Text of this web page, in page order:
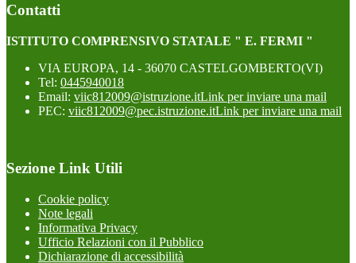
Contatti
ISTITUTO COMPRENSIVO STATALE " E. FERMI "
VIA EUROPA, 14 - 36070 CASTELGOMBERTO(VI)
Tel: 0445940018
Email: viic812009@istruzione.itLink per inviare una mail
PEC: viic812009@pec.istruzione.itLink per inviare una mail
Sezione Link Utili
Cookie policy
Note legali
Informativa Privacy
Ufficio Relazioni con il Pubblico
Dichiarazione di accessibilità